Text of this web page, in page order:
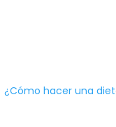
¿Cómo hacer una